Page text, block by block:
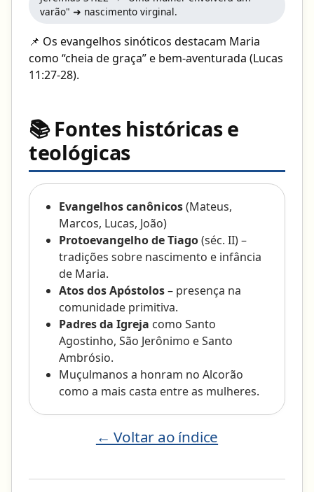
varão" ➜ nascimento virginal.
📌 Os evangelhos sinóticos destacam Maria
como “cheia de graça” e bem-aventurada (Lucas
11:27-28).
📚 Fontes históricas e
teológicas
Evangelhos canônicos(Mateus,
Marcos, Lucas, João)
Protoevangelho de Tiago(séc. II) –
tradições sobre nascimento e infância
de Maria.
Atos dos Apóstolos– presença na
comunidade primitiva.
Padres da Igreja como Santo
Agostinho, São Jerônimo e Santo
Ambrósio.
Muçulmanos a honram no Alcorão
como a mais casta entre as mulheres.
← Voltar ao índice